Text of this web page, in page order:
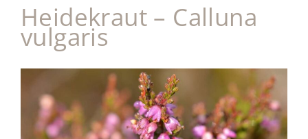
Heidekraut – Calluna
vulgaris